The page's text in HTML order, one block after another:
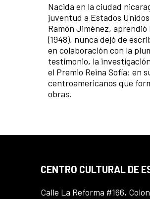
Nacida en la ciudad
juventud a Estados
Ramón Jiménez,
(1948), nunca dejó de
en colaboración con la
testimonio, la
el Premio Reina Sofía: en
centroamericanos que
obras.
CENTRO CULTURAL DE
Calle La Reforma #166,